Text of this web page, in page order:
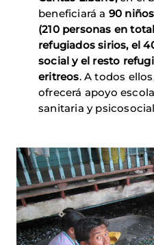
beneficiará a 90
(210 personas en
refugiados sirios, el
social y el resto
eritreos. A todos
ofrecerá apoyo
sanitaria y